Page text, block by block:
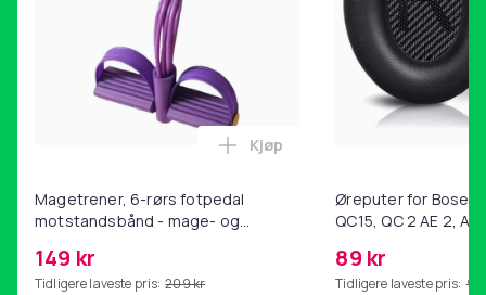
Magetrener, 6-rørs fotpedal
motstandsbånd - mage- og
hjemmegymnastikk Purple
149 kr
Tidligere laveste pris: 209 kr
Legg Magetrener, 6-rørs
Kjøp
Øreputer for Bose
QC15, QC 2 AE 2, AE
89 kr
Tidligere laveste pris: 99